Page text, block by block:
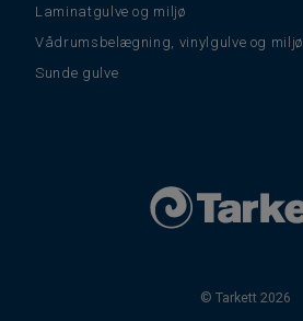
Laminatgulve og miljø
Vådrumsbelægning, vinylgulve og miljø
Sunde gulve
© Tarkett 2026